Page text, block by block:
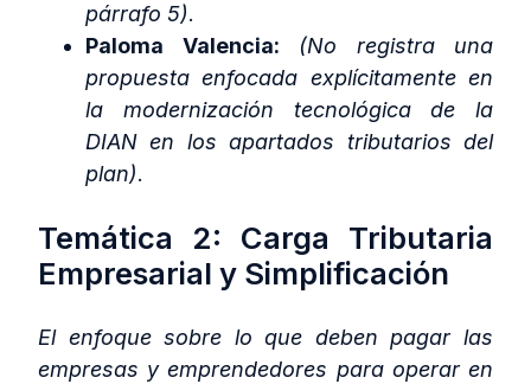
párrafo 5).
Paloma Valencia:
(No registra una
propuesta enfocada explícitamente en
la modernización tecnológica de la
DIAN en los apartados tributarios del
plan).
Temática 2: Carga Tributaria
Empresarial y Simplificación
El enfoque sobre lo que deben pagar las
empresas y emprendedores para operar en